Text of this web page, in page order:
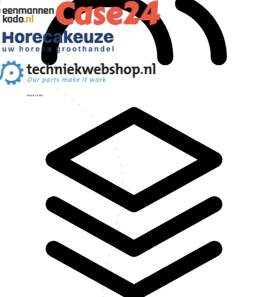
Smart Leads